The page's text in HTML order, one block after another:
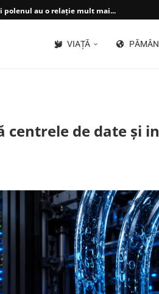
polenul au o relație mult mai...
VIAȚĂ
centrele de date și